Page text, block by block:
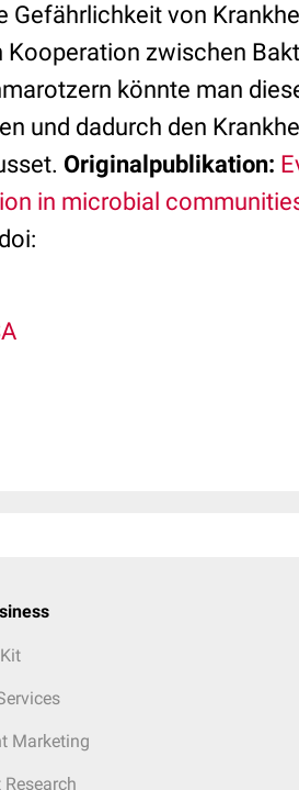
Gefährlichkeit von
zwischen
könnte man
und dadurch den
Originalpublikation:
in microbial
Marketing